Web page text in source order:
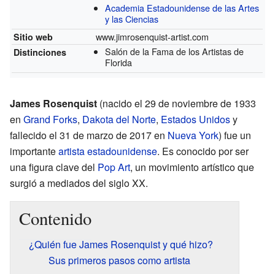
Academia Estadounidense de las Artes
y las Ciencias
Sitio web www.jimrosenquist-artist.com
Distinciones
Salón de la Fama de los Artistas de
Florida
James Rosenquist (nacido el 29 de noviembre de 1933
en Grand Forks, Dakota del Norte, Estados Unidosy
fallecido el 31 de marzo de 2017 en Nueva York) fue un
importanteartistaestadounidense. Es conocido por ser
una figura clave del Pop Art, un movimiento artístico que
surgió a mediados del siglo XX.
Contenido
¿Quién fue James Rosenquist y qué hizo?
Sus primeros pasos como artista